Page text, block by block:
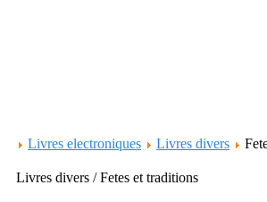
Livres electroniques Livres divers
Livres divers / Fetes et traditions